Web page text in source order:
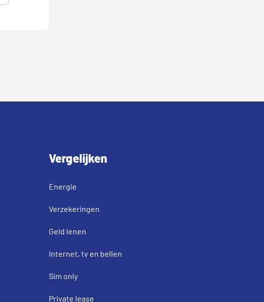
Vergelijken
Energie
Verzekeringen
Geld lenen
Internet, tv en bellen
Sim only
Private lease